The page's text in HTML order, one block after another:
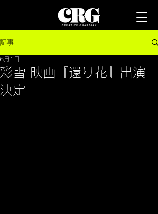
記事
彩雪 映画『還り花』出演
決定
6月1日